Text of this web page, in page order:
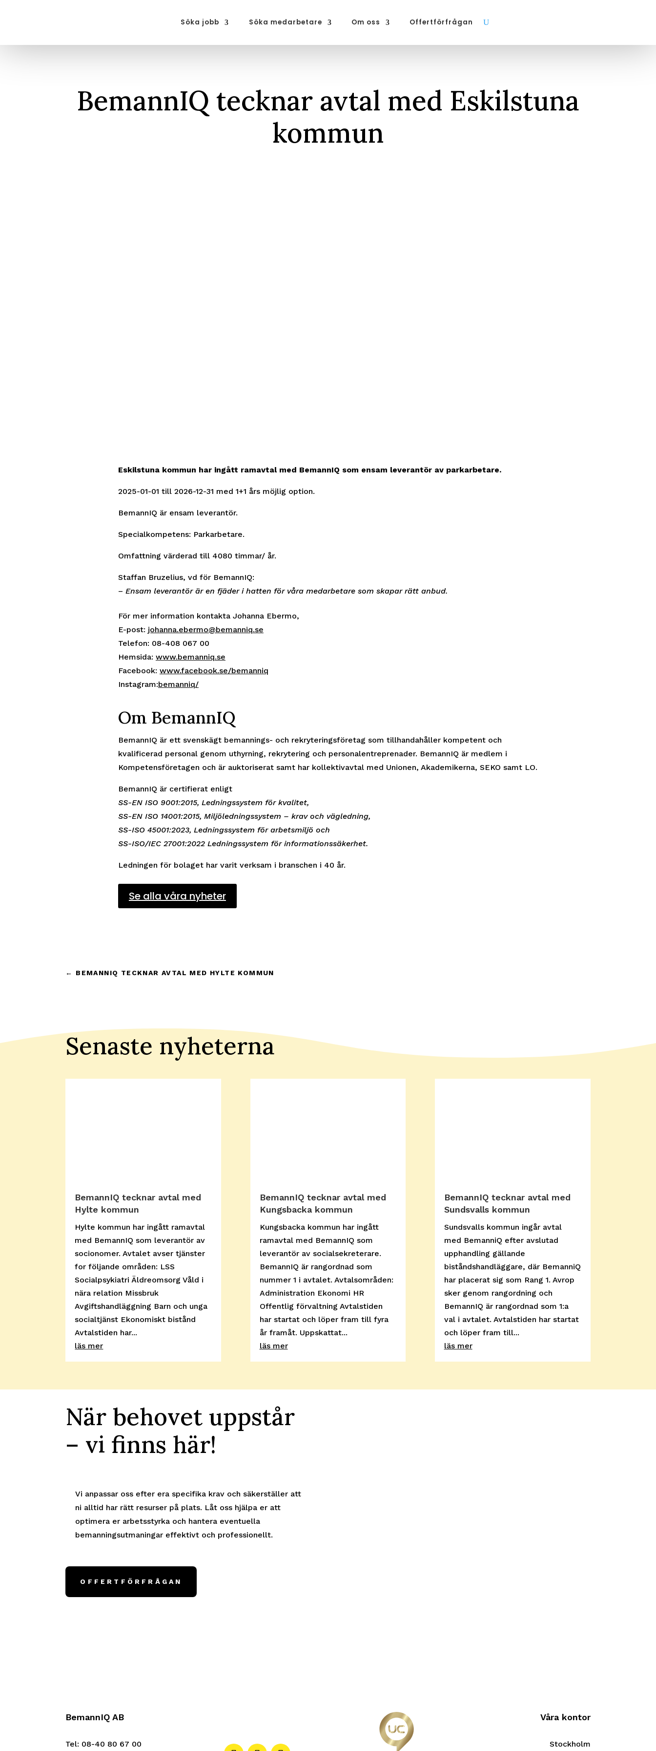
Söka jobb Söka medarbetare Om oss Offertförfrågan
BemannIQ tecknar avtal med Eskilstuna
kommun
Eskilstuna kommun har ingått ramavtal med BemannIQ som ensam leverantör av parkarbetare.
2025-01-01 till 2026-12-31 med 1+1 års möjlig option.
BemannIQ är ensam leverantör.
Specialkompetens: Parkarbetare.
Omfattning värderad till 4080 timmar/ år.
Staffan Bruzelius, vd för BemannIQ:
– Ensam leverantör är en fjäder i hatten för våra medarbetare som skapar rätt anbud.
För mer information kontakta Johanna Ebermo,
E-post: johanna.ebermo@bemanniq.se
Telefon: 08-408 067 00
Hemsida: www.bemanniq.se
Facebook: www.facebook.se/bemanniq
Instagram:bemanniq/
Om BemannIQ
BemannIQ är ett svenskägt bemannings- och rekryteringsföretag som tillhandahåller kompetent och
kvalificerad personal genom uthyrning, rekrytering och personalentreprenader. BemannIQ är medlem i
Kompetensföretagen och är auktoriserat samt har kollektivavtal med Unionen, Akademikerna, SEKO samt LO.
BemannIQ är certifierat enligt
SS-EN ISO 9001:2015, Ledningssystem för kvalitet,
SS-EN ISO 14001:2015, Miljöledningssystem – krav och vägledning,
SS-ISO 45001:2023, Ledningssystem för arbetsmiljö och
SS-ISO/IEC 27001:2022 Ledningssystem för informationssäkerhet.
Ledningen för bolaget har varit verksam i branschen i 40 år.
Se alla våra nyheter
← BEMANNIQ TECKNAR AVTAL MED HYLTE KOMMUN
Senaste nyheterna
BemannIQ tecknar avtal med
Hylte kommun
Hylte kommun har ingått ramavtal
med BemannIQ som leverantör av
socionomer. Avtalet avser tjänster
for följande områden: LSS
Socialpsykiatri Äldreomsorg Våld i
nära relation Missbruk
Avgiftshandläggning Barn och unga
socialtjänst Ekonomiskt bistånd
Avtalstiden har...
läs mer
BemannIQ tecknar avtal med
Kungsbacka kommun
Kungsbacka kommun har ingått
ramavtal med BemannIQ som
leverantör av socialsekreterare.
BemannIQ är rangordnad som
nummer 1 i avtalet. Avtalsområden:
Administration Ekonomi HR
Offentlig förvaltning Avtalstiden
har startat och löper fram till fyra
år framåt. Uppskattat...
läs mer
BemannIQ tecknar avtal med
Sundsvalls kommun
Sundsvalls kommun ingår avtal
med BemanniQ efter avslutad
upphandling gällande
biståndshandläggare, där BemanniQ
har placerat sig som Rang 1. Avrop
sker genom rangordning och
BemannIQ är rangordnad som 1:a
val i avtalet. Avtalstiden har startat
och löper fram till...
läs mer
När behovet uppstår
– vi finns här!
Vi anpassar oss efter era specifika krav och säkerställer att
ni alltid har rätt resurser på plats. Låt oss hjälpa er att
optimera er arbetsstyrka och hantera eventuella
bemanningsutmaningar effektivt och professionellt.
OFFERTFÖRFRÅGAN
BemannIQ AB
Tel: 08-40 80 67 00
Våra kontor
Stockholm